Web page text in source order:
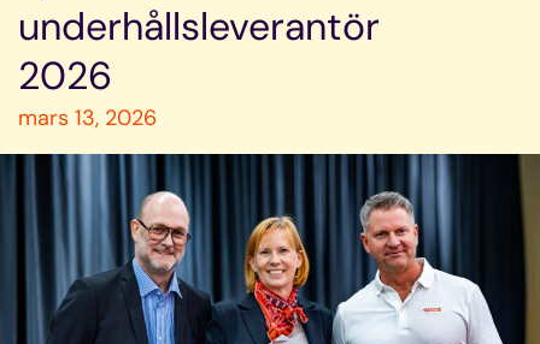
underhållsleverantör
2026
mars 13, 2026